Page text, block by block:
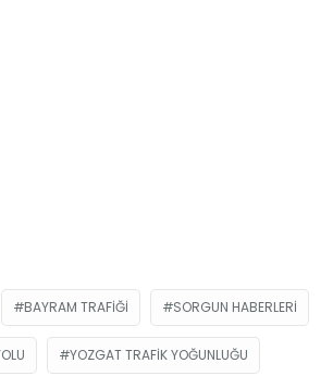
BAYRAM TRAFIĞI SORGUN HABERLERI
YOZGAT TRAFIK YOĞUNLUĞU